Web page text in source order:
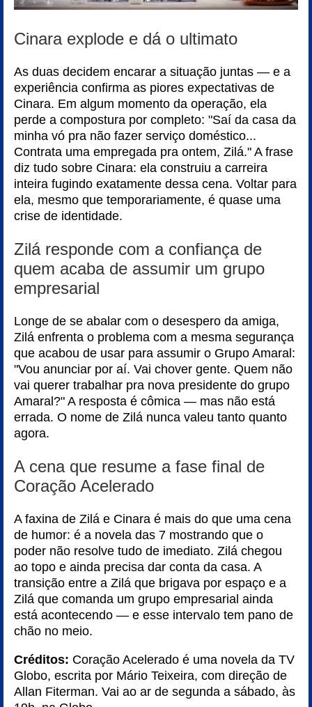
Cinara explode e dá o ultimato
As duas decidem encarar a situação juntas — e a
experiência confirma as piores expectativas de
Cinara. Em algum momento da operação, ela
perde a compostura por completo: "Saí da casa da
minha vó pra não fazer serviço doméstico...
Contrata uma empregada pra ontem, Zilá." A frase
diz tudo sobre Cinara: ela construiu a carreira
inteira fugindo exatamente dessa cena. Voltar para
ela, mesmo que temporariamente, é quase uma
crise de identidade.
Zilá responde com a confiança de
quem acaba de assumir um grupo
empresarial
Longe de se abalar com o desespero da amiga,
Zilá enfrenta o problema com a mesma segurança
que acabou de usar para assumir o Grupo Amaral:
"Vou anunciar por aí. Vai chover gente. Quem não
vai querer trabalhar pra nova presidente do grupo
Amaral?" A resposta é cômica — mas não está
errada. O nome de Zilá nunca valeu tanto quanto
agora.
A cena que resume a fase final de
Coração Acelerado
A faxina de Zilá e Cinara é mais do que uma cena
de humor: é a novela das 7 mostrando que o
poder não resolve tudo de imediato. Zilá chegou
ao topo e ainda precisa dar conta da casa. A
transição entre a Zilá que brigava por espaço e a
Zilá que comanda um grupo empresarial ainda
está acontecendo — e esse intervalo tem pano de
chão no meio.
Créditos: Coração Acelerado é uma novela da TV
Globo, escrita por Mário Teixeira, com direção de
Allan Fiterman. Vai ao ar de segunda a sábado, às